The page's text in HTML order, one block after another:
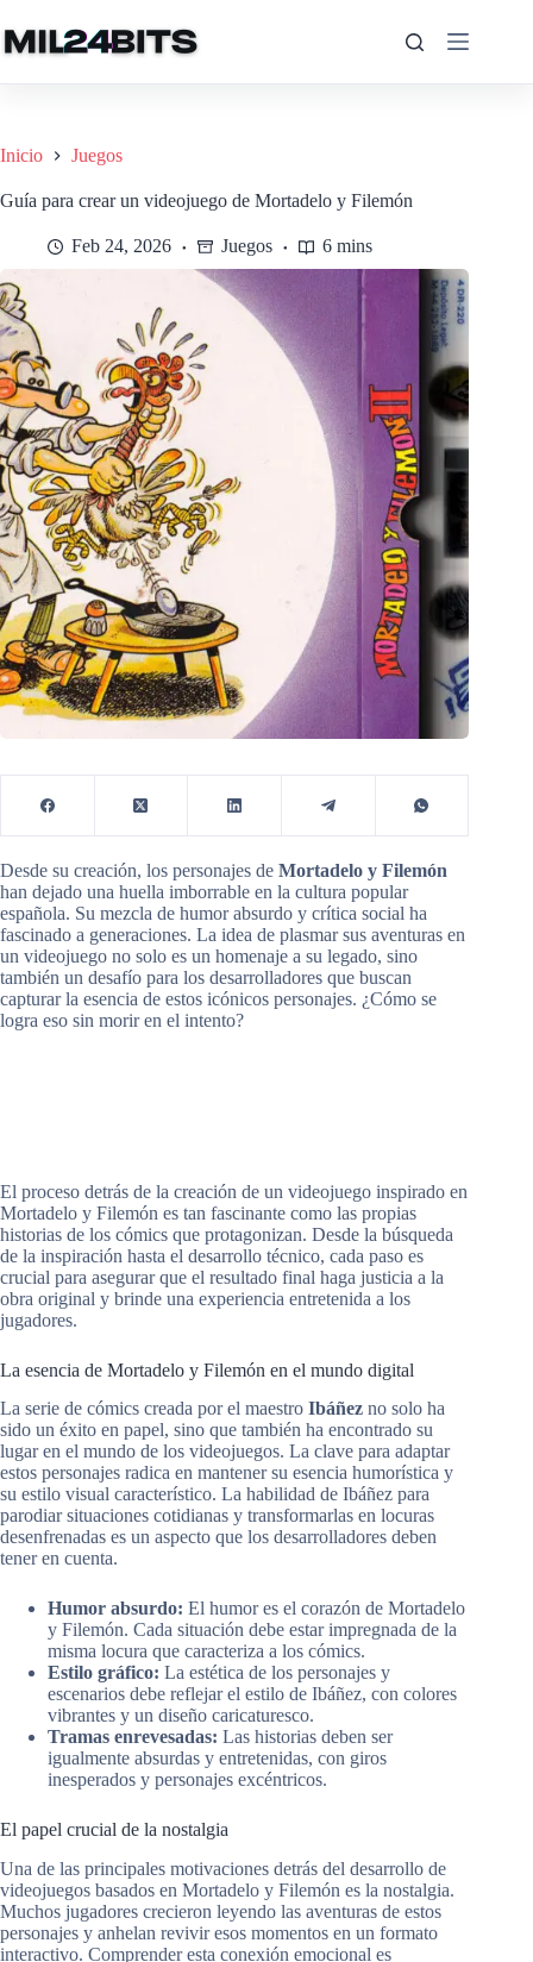
al
contenido
Inicio Juegos
Guía para crear un videojuego de Mortadelo y Filemón
Feb 24, 2026 Juegos 6 mins
Desde su creación, los personajes de Mortadelo y Filemón
han dejado una huella imborrable en la cultura popular
española. Su mezcla de humor absurdo y crítica social ha
fascinado a generaciones. La idea de plasmar sus aventuras en
un videojuego no solo es un homenaje a su legado, sino
también un desafío para los desarrolladores que buscan
capturar la esencia de estos icónicos personajes. ¿Cómo se
logra eso sin morir en el intento?
El proceso detrás de la creación de un videojuego inspirado en
Mortadelo y Filemón es tan fascinante como las propias
historias de los cómics que protagonizan. Desde la búsqueda
de la inspiración hasta el desarrollo técnico, cada paso es
crucial para asegurar que el resultado final haga justicia a la
obra original y brinde una experiencia entretenida a los
jugadores.
La esencia de Mortadelo y Filemón en el mundo digital
La serie de cómics creada por el maestro Ibáñez no solo ha
sido un éxito en papel, sino que también ha encontrado su
lugar en el mundo de los videojuegos. La clave para adaptar
estos personajes radica en mantener su esencia humorística y
su estilo visual característico. La habilidad de Ibáñez para
parodiar situaciones cotidianas y transformarlas en locuras
desenfrenadas es un aspecto que los desarrolladores deben
tener en cuenta.
Humor absurdo: El humor es el corazón de Mortadelo
y Filemón. Cada situación debe estar impregnada de la
misma locura que caracteriza a los cómics.
Estilo gráfico: La estética de los personajes y
escenarios debe reflejar el estilo de Ibáñez, con colores
vibrantes y un diseño caricaturesco.
Tramas enrevesadas: Las historias deben ser
igualmente absurdas y entretenidas, con giros
inesperados y personajes excéntricos.
El papel crucial de la nostalgia
Una de las principales motivaciones detrás del desarrollo de
videojuegos basados en Mortadelo y Filemón es la nostalgia.
Muchos jugadores crecieron leyendo las aventuras de estos
personajes y anhelan revivir esos momentos en un formato
interactivo. Comprender esta conexión emocional es